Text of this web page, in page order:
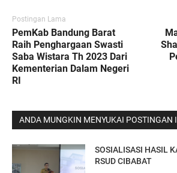
Postingan Lama
PemKab Bandung Barat
Raih Penghargaan Swasti
Saba Wistara Th 2023 Dari
Kementerian Dalam Negeri
RI
ANDA MUNGKIN MENYUKAI POSTINGAN
SOSIALISASI HASIL
RSUD CIBABAT